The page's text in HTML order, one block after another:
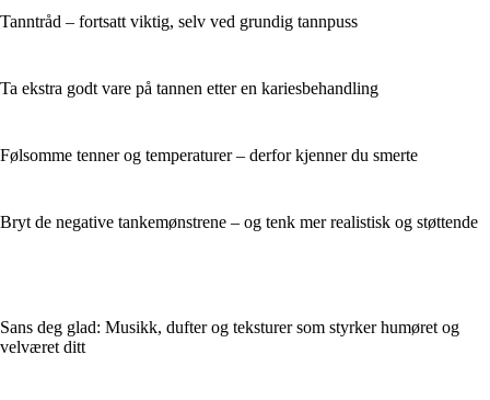
Tanntråd – fortsatt viktig, selv ved grundig tannpuss
Ta ekstra godt vare på tannen etter en kariesbehandling
Følsomme tenner og temperaturer – derfor kjenner du smerte
Bryt de negative tankemønstrene – og tenk mer realistisk og støttende
Sans deg glad: Musikk, dufter og teksturer som styrker humøret og
velværet ditt